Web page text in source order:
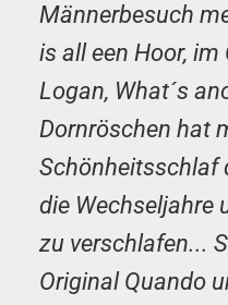
Männerbesuch
is all een Hoor,
Logan, What´s
Dornröschen hat
Schönheitsschlaf
die Wechseljahre
zu verschlafen...
Original Quando